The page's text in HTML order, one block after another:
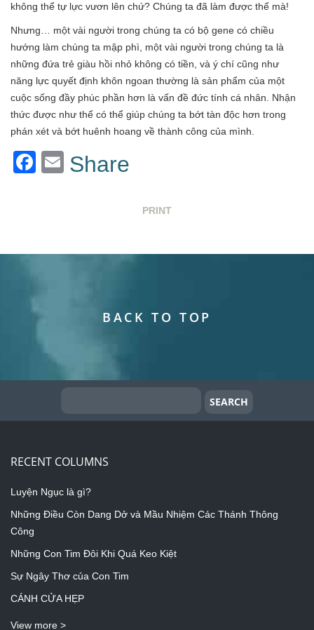
không thể tự lực vươn lên chứ? Chúng ta đã làm được thế mà!
Nhưng… một vài người trong chúng ta có bộ gene có chiều
hướng làm chúng ta mập phì, một vài người trong chúng ta là
những đứa trẻ giàu hồi nhỏ không có tiền, và ý chí cũng như
năng lực quyết định khôn ngoan thường là sản phẩm của một
cuộc sống đầy phúc phần hơn là vấn đề đức tính cá nhân. Nhận
thức được như thế có thể giúp chúng ta bớt tàn độc hơn trong
phán xét và bớt huênh hoang về thành công của mình.
Facebook
Email
Share
PRINT
BACK TO TOP
RECENT COLUMNS
Luyện Ngục là gì?
Những Điều Còn Dang Dở và Mầu Nhiệm Các Thánh Thông
Công
Những Con Tim Đôi Khi Quá Keo Kiệt
Sự Ngây Thơ của Con Tim
CÁNH CỬA HẸP
View more >